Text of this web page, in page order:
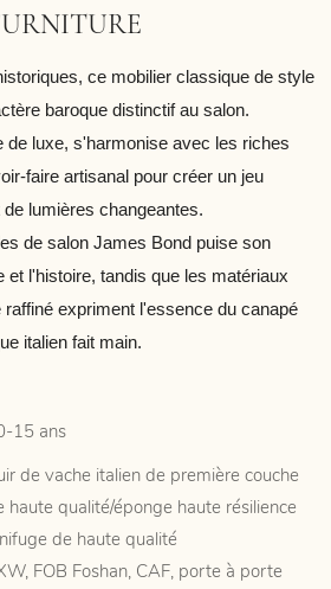
ce mobilier classique de style
baroque distinctif au salon.
de luxe, s'harmonise avec les riches
faire artisanal pour créer un jeu
lumières changeantes.
de salon James Bond puise son
et l'histoire, tandis que les matériaux
expriment l'essence du canapé
italien fait main.
15 ans
de vache italien de première couche
haute qualité/éponge haute résilience
de haute qualité
FOB Foshan, CAF, porte à porte